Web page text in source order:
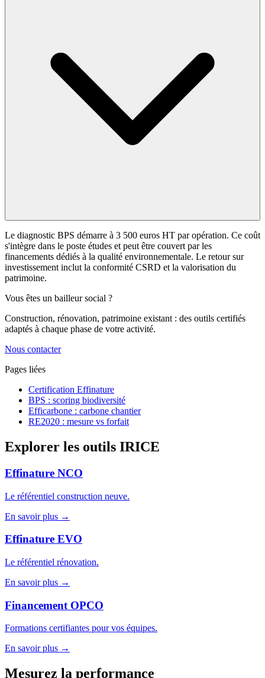
Le diagnostic BPS démarre à 3 500 euros HT par opération. Ce coût
s'intègre dans le poste études et peut être couvert par les
financements dédiés à la qualité environnementale. Le retour sur
investissement inclut la conformité CSRD et la valorisation du
patrimoine.
Vous êtes un bailleur social ?
Construction, rénovation, patrimoine existant : des outils certifiés
adaptés à chaque phase de votre activité.
Nous contacter
Pages liées
Certification Effinature
BPS : scoring biodiversité
Efficarbone : carbone chantier
RE2020 : mesure vs forfait
Explorer les outils IRICE
Effinature NCO
Le référentiel construction neuve.
En savoir plus →
Effinature EVO
Le référentiel rénovation.
En savoir plus →
Financement OPCO
Formations certifiantes pour vos équipes.
En savoir plus →
Mesurez la performance